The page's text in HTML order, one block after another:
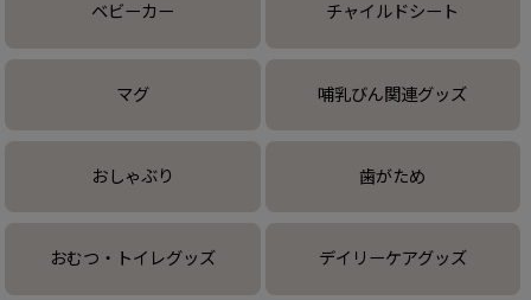
ベビーカー チャイルドシート
マグ 哺乳びん関連グッズ
おしゃぶり 歯がため
おむつ・トイレグッズ デイリーケアグッズ